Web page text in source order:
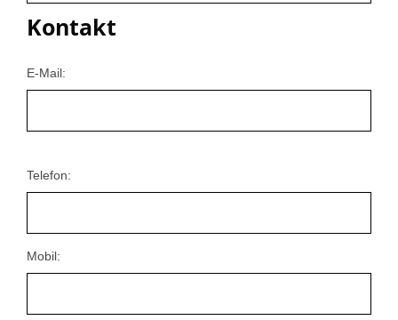
Kontakt
E-Mail:
Telefon:
Mobil: